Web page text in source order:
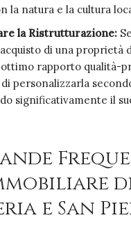
la natura e la cultura
la Ristrutturazione:
di una proprietà
rapporto qualità-
personalizzarla
significativamente il
e San